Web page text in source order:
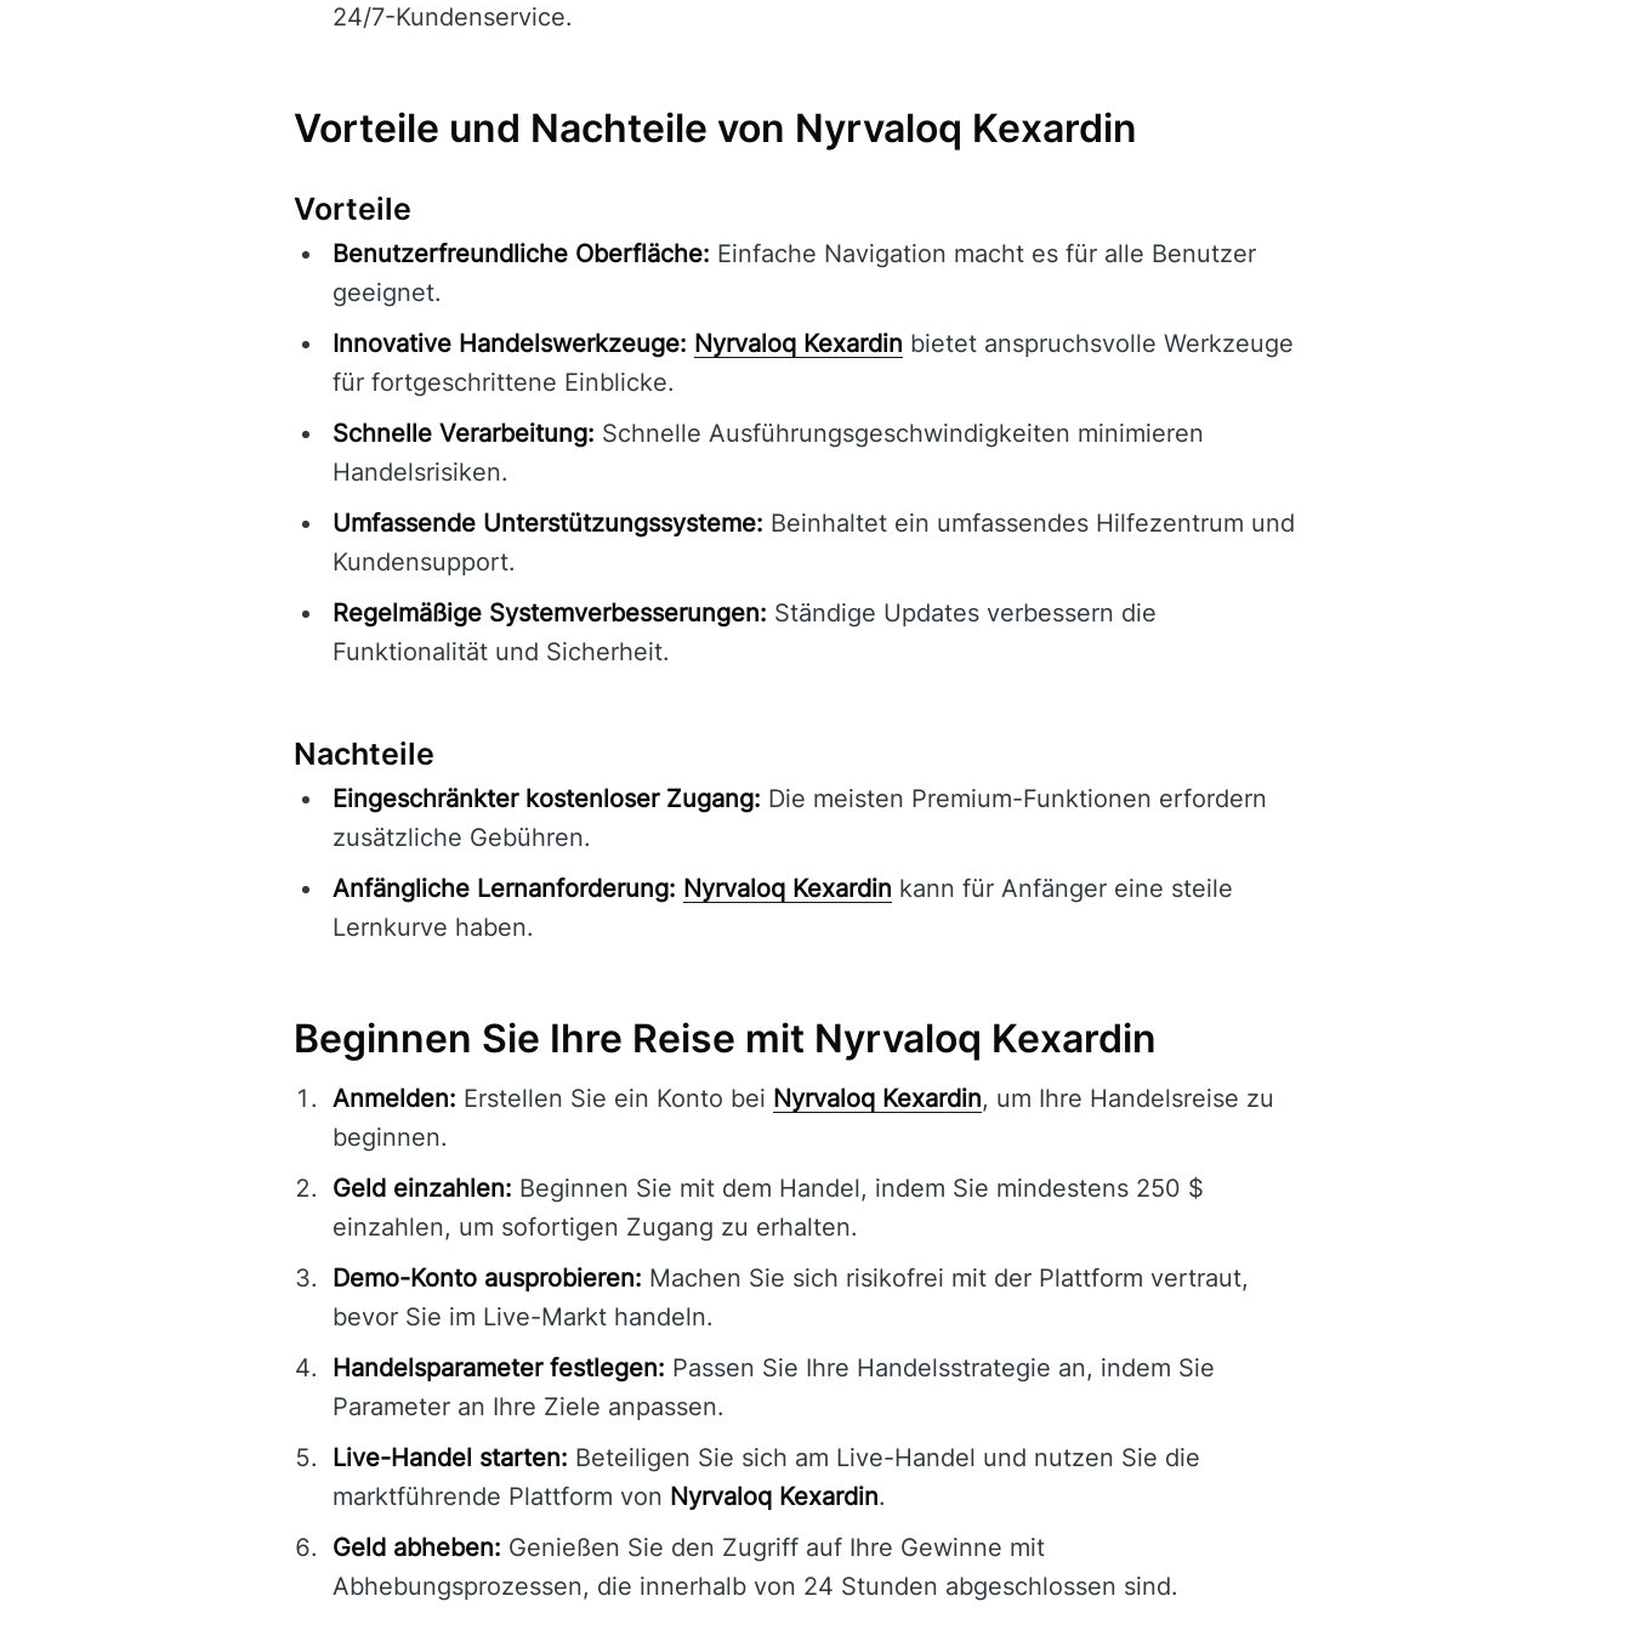
24/7-Kundenservice.
Vorteile und Nachteile von Nyrvaloq Kexardin
Vorteile
Benutzerfreundliche Oberfläche: Einfache Navigation macht es für alle Benutzer
geeignet.
Innovative Handelswerkzeuge: Nyrvaloq Kexardin bietet anspruchsvolle Werkzeuge
für fortgeschrittene Einblicke.
Schnelle Verarbeitung: Schnelle Ausführungsgeschwindigkeiten minimieren
Handelsrisiken.
Umfassende Unterstützungssysteme: Beinhaltet ein umfassendes Hilfezentrum und
Kundensupport.
Regelmäßige Systemverbesserungen: Ständige Updates verbessern die
Funktionalität und Sicherheit.
Nachteile
Eingeschränkter kostenloser Zugang: Die meisten Premium-Funktionen erfordern
zusätzliche Gebühren.
Anfängliche Lernanforderung: Nyrvaloq Kexardin kann für Anfänger eine steile
Lernkurve haben.
Beginnen Sie Ihre Reise mit Nyrvaloq Kexardin
Anmelden: Erstellen Sie ein Konto bei Nyrvaloq Kexardin, um Ihre Handelsreise zu
beginnen.
Geld einzahlen: Beginnen Sie mit dem Handel, indem Sie mindestens 250 $
einzahlen, um sofortigen Zugang zu erhalten.
Demo-Konto ausprobieren: Machen Sie sich risikofrei mit der Plattform vertraut,
bevor Sie im Live-Markt handeln.
Handelsparameter festlegen: Passen Sie Ihre Handelsstrategie an, indem Sie
Parameter an Ihre Ziele anpassen.
Live-Handel starten: Beteiligen Sie sich am Live-Handel und nutzen Sie die
marktführende Plattform von Nyrvaloq Kexardin.
Geld abheben: Genießen Sie den Zugriff auf Ihre Gewinne mit
Abhebungsprozessen, die innerhalb von 24 Stunden abgeschlossen sind.